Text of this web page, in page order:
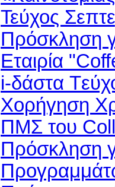
Τεύχος
Πρόσκληση
Εταιρία
i-δάστα
Χορήγηση
ΠΜΣ του
Πρόσκληση